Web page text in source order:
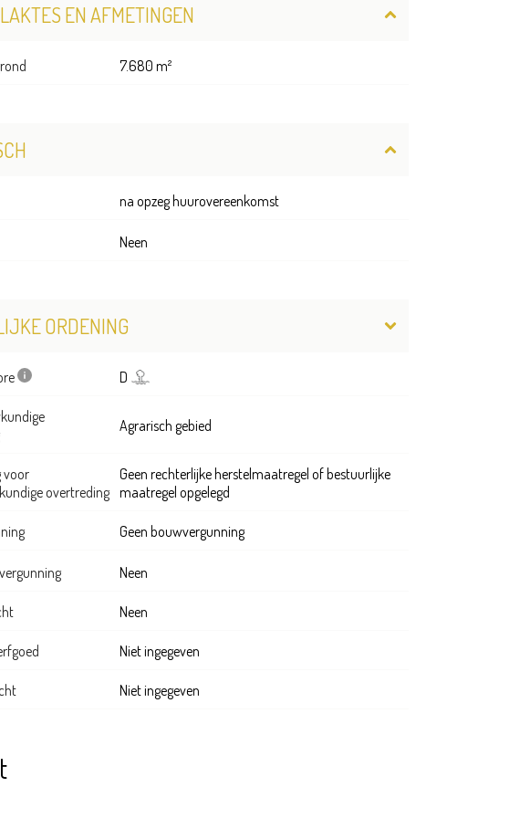
EN AFMETINGEN
7.680 m²
na opzeg huurovereenkomst
Neen
ORDENING
D
Agrarisch gebied
voor
overtreding
Geen rechterlijke herstelmaatregel of bestuurlijke
maatregel opgelegd
Geen bouwvergunning
Neen
Neen
Niet ingegeven
Niet ingegeven